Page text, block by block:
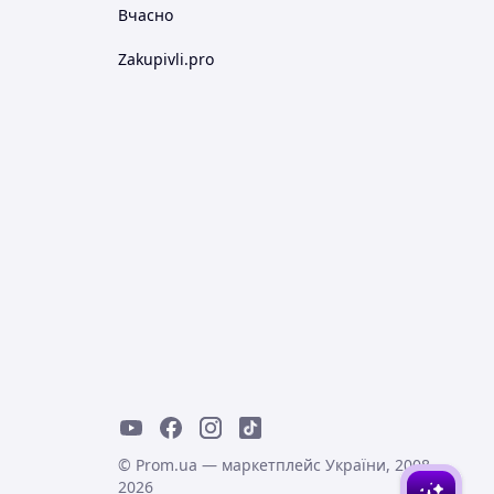
Вчасно
Zakupivli.pro
© Prom.ua — маркетплейс України, 2008-
2026